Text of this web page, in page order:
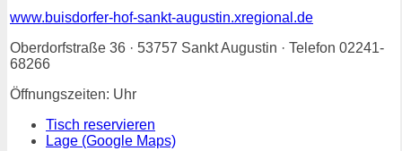
www.buisdorfer-hof-sankt-augustin.xregional.de
Oberdorfstraße 36 · 53757 Sankt Augustin · Telefon 02241-
68266
Öffnungszeiten: Uhr
Tisch reservieren
Lage (Google Maps)